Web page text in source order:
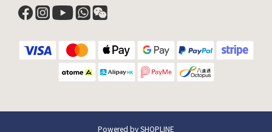
Powered by SHOPLINE